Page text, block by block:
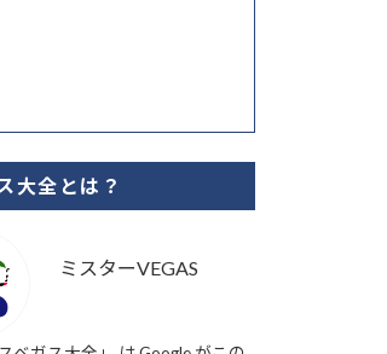
大全とは？
ミスターVEGAS